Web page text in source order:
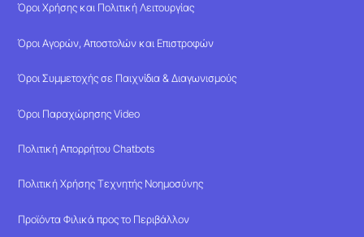
Όροι Χρήσης και Πολιτική Λειτουργίας
Όροι Αγορών, Αποστολών και Επιστροφών
Όροι Συμμετοχής σε Παιχνίδια & Διαγωνισμούς
Όροι Παραχώρησης Video
Πολιτική Απορρήτου Chatbots
Πολιτική Χρήσης Τεχνητής Νοημοσύνης
Προϊόντα Φιλικά προς το Περιβάλλον